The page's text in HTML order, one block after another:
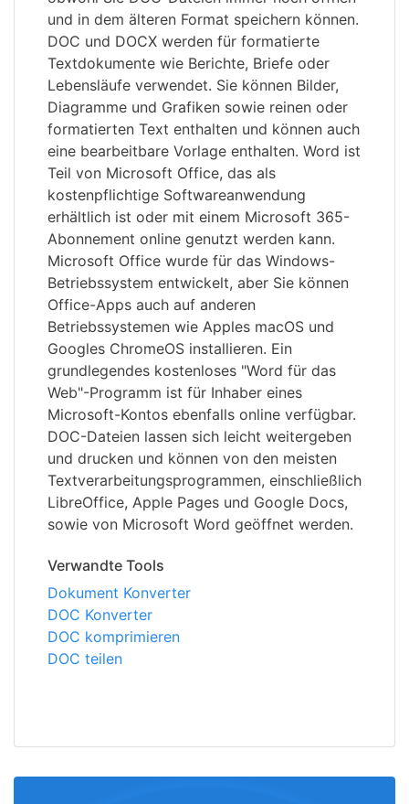
und in dem älteren Format speichern können.
DOC und DOCX werden für formatierte
Textdokumente wie Berichte, Briefe oder
Lebensläufe verwendet. Sie können Bilder,
Diagramme und Grafiken sowie reinen oder
formatierten Text enthalten und können auch
eine bearbeitbare Vorlage enthalten. Word ist
Teil von Microsoft Office, das als
kostenpflichtige Softwareanwendung
erhältlich ist oder mit einem Microsoft 365-
Abonnement online genutzt werden kann.
Microsoft Office wurde für das Windows-
Betriebssystem entwickelt, aber Sie können
Office-Apps auch auf anderen
Betriebssystemen wie Apples macOS und
Googles ChromeOS installieren. Ein
grundlegendes kostenloses "Word für das
Web"-Programm ist für Inhaber eines
Microsoft-Kontos ebenfalls online verfügbar.
DOC-Dateien lassen sich leicht weitergeben
und drucken und können von den meisten
Textverarbeitungsprogrammen, einschließlich
LibreOffice, Apple Pages und Google Docs,
sowie von Microsoft Word geöffnet werden.
Verwandte Tools
Dokument Konverter
DOC Konverter
DOC komprimieren
DOC teilen